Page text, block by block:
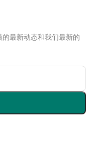
最新动态和我们最新的